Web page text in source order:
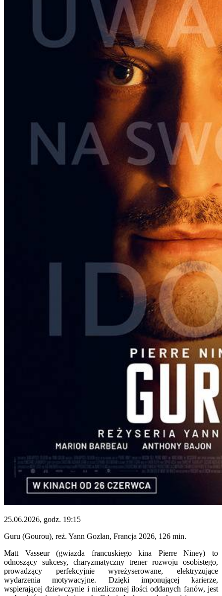
25.06.2026, godz. 19:15
Guru (Gourou), reż. Yann Gozlan, Francja 2026, 126 min.
Matt Vasseur (gwiazda francuskiego kina Pierre Niney) to
odnoszący sukcesy, charyzmatyczny trener rozwoju osobistego,
prowadzący perfekcyjnie wyreżyserowane, elektryzujące
wydarzenia motywacyjne. Dzięki imponującej karierze,
wspierającej dziewczynie i niezliczonej ilości oddanych fanów, jest